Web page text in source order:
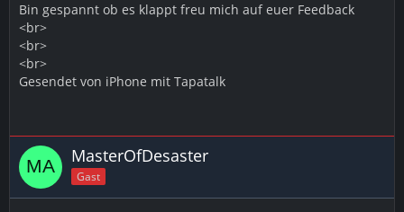
Bin gespannt ob es klappt freu mich auf euer Feedback
<br>
<br>
<br>
Gesendet von iPhone mit Tapatalk
MasterOfDesaster
Gast